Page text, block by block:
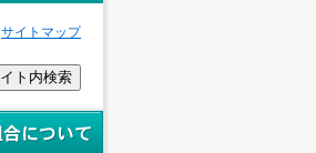
サイトマップ